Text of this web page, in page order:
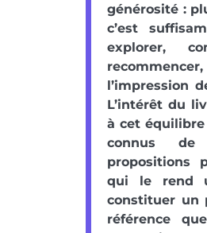
générosité :
c’est
explorer,
l’impression
L’intérêt du
à cet
connus
propositions
qui le rend
constituer un
référence